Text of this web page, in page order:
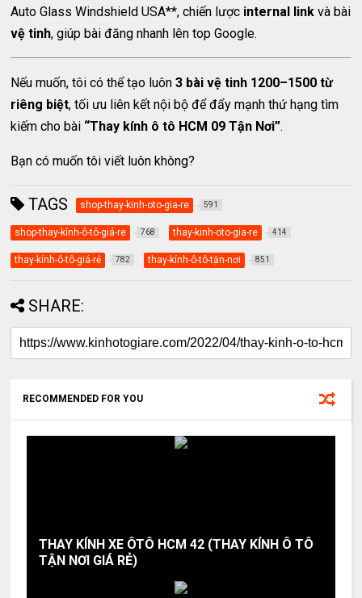
Auto Glass Windshield USA**, chiến lược internal link và bài
vệ tinh, giúp bài đăng nhanh lên top Google.
Nếu muốn, tôi có thể tạo luôn3 bài vệ tinh 1200–1500 từ
riêng biệt, tối ưu liên kết nội bộ để đẩy mạnh thứ hạng tìm
kiếm cho bài “Thay kính ô tô HCM 09 Tận Nơi”.
Bạn có muốn tôi viết luôn không?
TAGS shop-thay-kinh-oto-gia-re 591
shop-thay-kính-ô-tô-giá-re 768 thay-kinh-oto-gia-re 414
thay-kính-ô-tô-giá-rẻ 782 thay-kính-ô-tô-tận-nơi 851
SHARE:
RECOMMENDED FOR YOU
THAY KÍNH XE ÔTÔ HCM 42 (THAY KÍNH Ô TÔ
TẬN NƠI GIÁ RẺ)